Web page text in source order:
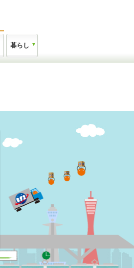
暮らし